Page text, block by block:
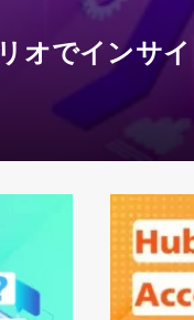
オでインサ